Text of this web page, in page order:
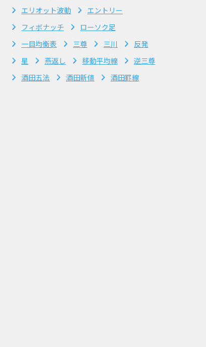
エリオット波動
エントリー
フィボナッチ
ローソク足
一目均衡表
三尊 三川
反発
星
燕返し 移動平均線
逆三尊
酒田五法
酒田新値 酒田罫線